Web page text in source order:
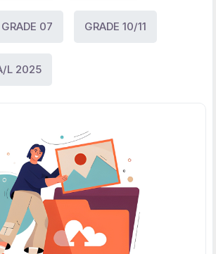
GRADE 07 GRADE 10/11
L 2025